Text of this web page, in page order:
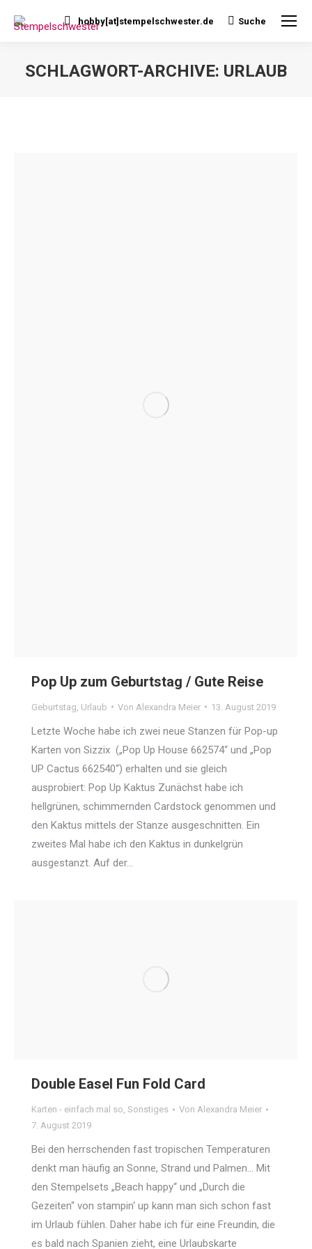
hobby[at]stempelschwester.de Search:
Suche
SCHLAGWORT-ARCHIVE: URLAUB
Pop Up zum Geburtstag / Gute Reise
Geburtstag Urlaub Von Alexandra Meier 13. August 2019
Letzte Woche habe ich zwei neue Stanzen für Pop-up
Karten von Sizzix („Pop Up House 662574“ und „Pop
UP Cactus 662540“) erhalten und sie gleich
ausprobiert: Pop Up Kaktus Zunächst habe ich
hellgrünen, schimmernden Cardstock genommen und
den Kaktus mittels der Stanze ausgeschnitten. Ein
zweites Mal habe ich den Kaktus in dunkelgrün
ausgestanzt. Auf der…
Double Easel Fun Fold Card
Karten - einfach mal so, Sonstiges Von Alexandra Meier
7. August 2019
Bei den herrschenden fast tropischen Temperaturen
denkt man häufig an Sonne, Strand und Palmen… Mit
den Stempelsets „Beach happy“ und „Durch die
Gezeiten“ von stampin‘ up kann man sich schon fast
im Urlaub fühlen. Daher habe ich für eine Freundin, die
es bald nach Spanien zieht, eine Urlaubskarte